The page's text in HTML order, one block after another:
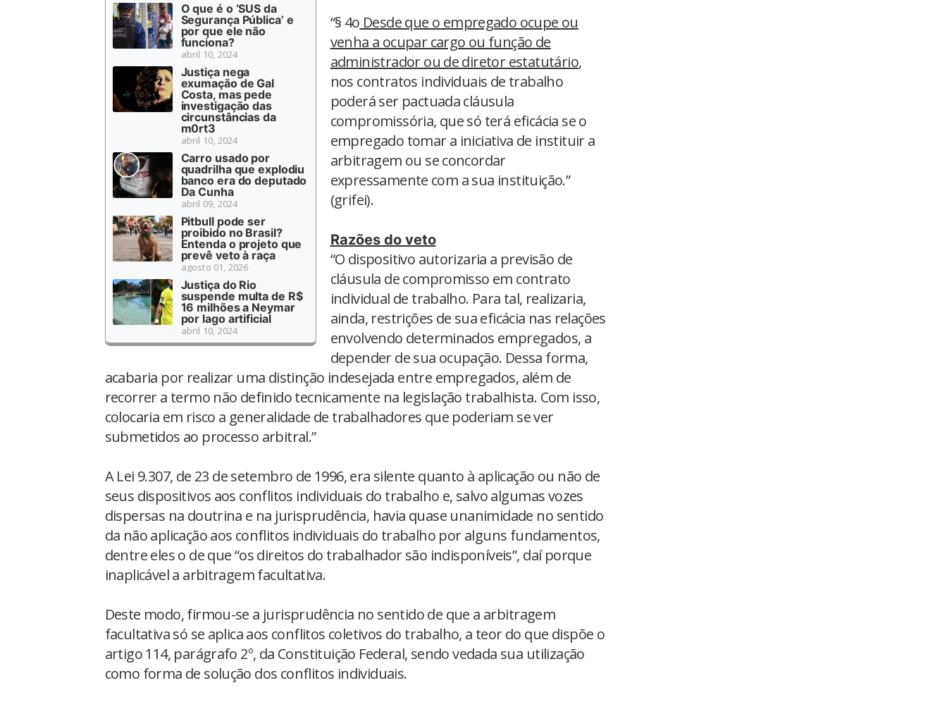
O que é o ‘SUS da
Segurança Pública’ e
por que ele não
funciona?
abril 10, 2024
Justiça nega
exumação de Gal
Costa, mas pede
investigação das
circunstâncias da
m0rt3
abril 10, 2024
Carro usado por
quadrilha que explodiu
banco era do deputado
Da Cunha
abril 09, 2024
Pitbull pode ser
proibido no Brasil?
Entenda o projeto que
prevê veto à raça
agosto 01, 2026
Justiça do Rio
suspende multa de R$
16 milhões a Neymar
por lago artificial
abril 10, 2024
“§ 4o Desde que o empregado ocupe ou
venha a ocupar cargo ou função de
administrador ou de diretor estatutário,
nos contratos individuais de trabalho
poderá ser pactuada cláusula
compromissória, que só terá eficácia se o
empregado tomar a iniciativa de instituir a
arbitragem ou se concordar
expressamente com a sua instituição.”
(grifei).
Razões do veto
“O dispositivo autorizaria a previsão de
cláusula de compromisso em contrato
individual de trabalho. Para tal, realizaria,
ainda, restrições de sua eficácia nas relações
envolvendo determinados empregados, a
depender de sua ocupação. Dessa forma,
acabaria por realizar uma distinção indesejada entre empregados, além de
recorrer a termo não definido tecnicamente na legislação trabalhista. Com isso,
colocaria em risco a generalidade de trabalhadores que poderiam se ver
submetidos ao processo arbitral.”
A Lei 9.307, de 23 de setembro de 1996, era silente quanto à aplicação ou não de
seus dispositivos aos conflitos individuais do trabalho e, salvo algumas vozes
dispersas na doutrina e na jurisprudência, havia quase unanimidade no sentido
da não aplicação aos conflitos individuais do trabalho por alguns fundamentos,
dentre eles o de que “os direitos do trabalhador são indisponíveis”, daí porque
inaplicável a arbitragem facultativa.
Deste modo, firmou-se a jurisprudência no sentido de que a arbitragem
facultativa só se aplica aos conflitos coletivos do trabalho, a teor do que dispõe o
artigo 114, parágrafo 2º, da Constituição Federal, sendo vedada sua utilização
como forma de solução dos conflitos individuais.